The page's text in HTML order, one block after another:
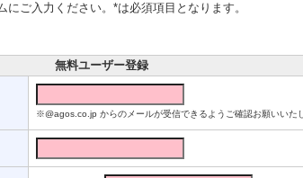
ご入力ください。*は必須項目となります。
無料ユーザー登録
※@agos.co.jp からのメールが受信できるようご確認お願いいた